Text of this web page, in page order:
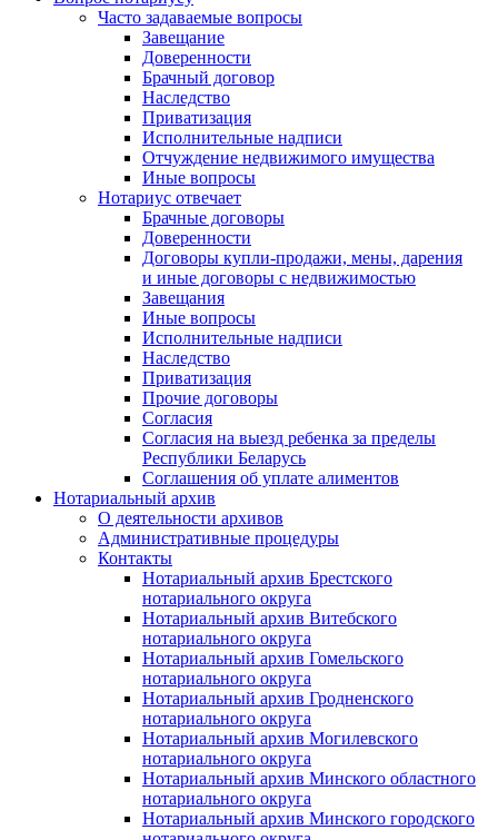
Часто задаваемые вопросы
Завещание
Доверенности
Брачный договор
Наследство
Приватизация
Исполнительные надписи
Отчуждение недвижимого имущества
Иные вопросы
Нотариус отвечает
Брачные договоры
Доверенности
Договоры купли-продажи, мены, дарения
и иные договоры с недвижимостью
Завещания
Иные вопросы
Исполнительные надписи
Наследство
Приватизация
Прочие договоры
Согласия
Согласия на выезд ребенка за пределы
Республики Беларусь
Соглашения об уплате алиментов
Нотариальный архив
О деятельности архивов
Административные процедуры
Контакты
Нотариальный архив Брестского
нотариального округа
Нотариальный архив Витебского
нотариального округа
Нотариальный архив Гомельского
нотариального округа
Нотариальный архив Гродненского
нотариального округа
Нотариальный архив Могилевского
нотариального округа
Нотариальный архив Минского областного
нотариального округа
Нотариальный архив Минского городского